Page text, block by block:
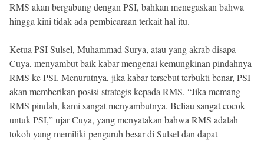
RMS akan bergabung dengan PSI, bahkan menegaskan bahwa
hingga kini tidak ada pembicaraan terkait hal itu.
Ketua PSI Sulsel, Muhammad Surya, atau yang akrab disapa
Cuya, menyambut baik kabar mengenai kemungkinan pindahnya
RMS ke PSI. Menurutnya, jika kabar tersebut terbukti benar, PSI
akan memberikan posisi strategis kepada RMS. “Jika memang
RMS pindah, kami sangat menyambutnya. Beliau sangat cocok
untuk PSI,” ujar Cuya, yang menyatakan bahwa RMS adalah
tokoh yang memiliki pengaruh besar di Sulsel dan dapat